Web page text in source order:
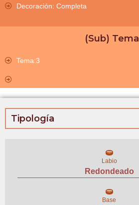
Decoración: Completa
(Sub) Tema
Tema:3
Tipología
Labio
Redondeado
Base